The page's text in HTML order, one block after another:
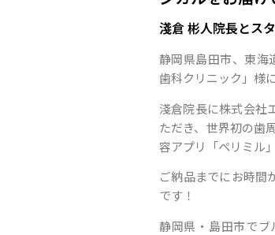
淺倉 彬人院長とス
静岡県島田市、東海
歯科クリニック」様
淺倉院長に株式会社
ただき、世界初の歯
容アプリ「ペリミル
ご納品までにお時間
です！
静岡県・島田市で